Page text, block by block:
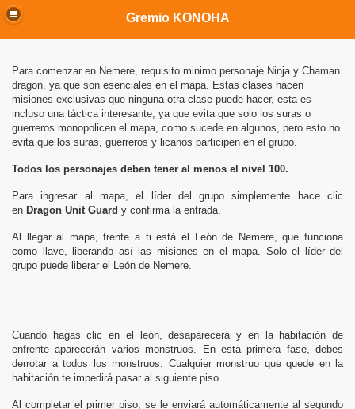
Gremio KONOHA
Para comenzar en Nemere, requisito minimo personaje Ninja y Chaman
dragon, ya que son esenciales en el mapa. Estas clases hacen
misiones exclusivas que ninguna otra clase puede hacer, esta es
incluso una táctica interesante, ya que evita que solo los suras o
guerreros monopolicen el mapa, como sucede en algunos, pero esto no
evita que los suras, guerreros y licanos participen en el grupo.
Todos los personajes deben tener al menos el nivel 100.
Para ingresar al mapa, el líder del grupo simplemente hace clic
en Dragon Unit Guard y confirma la entrada.
Al llegar al mapa, frente a ti está el León de Nemere, que funciona
como llave, liberando así las misiones en el mapa. Solo el líder del
grupo puede liberar el León de Nemere.
Cuando hagas clic en el león, desaparecerá y en la habitación de
enfrente aparecerán varios monstruos. En esta primera fase, debes
derrotar a todos los monstruos. Cualquier monstruo que quede en la
habitación te impedirá pasar al siguiente piso.
Al completar el primer piso, se le enviará automáticamente al segundo